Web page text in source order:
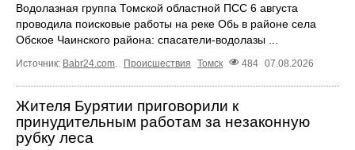
Водолазная группа Томской областной ПСС 6 августа
проводила поисковые работы на реке Обь в районе села
Обское Чаинского района: спасатели-водолазы ...
Источник: Babr24.com Происшествия Томск 484 07.08.2026
Жителя Бурятии приговорили к
принудительным работам за незаконную
рубку леса